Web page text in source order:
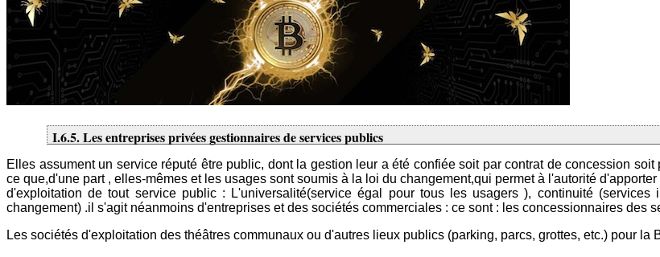
I.6.5. Les entreprises privées gestionnaires de services publics
Elles assument un service réputé être public, dont la gestion leur a été confiée soit par contrat de concession
ce que,d'une part , elles-mêmes et les usages sont soumis à la loi du changement,qui permet à l'autorité
d'exploitation de tout service public : L'universalité(service égal pour tous les usagers ), continuité
changement) .il s'agit néanmoins d'entreprises et des sociétés commerciales : ce sont : les concessionnaires des
Les sociétés d'exploitation des théâtres communaux ou d'autres lieux publics (parking, parcs, grottes, etc.) pour la